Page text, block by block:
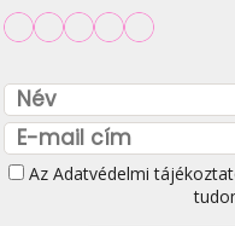
Az Adatvédelmi